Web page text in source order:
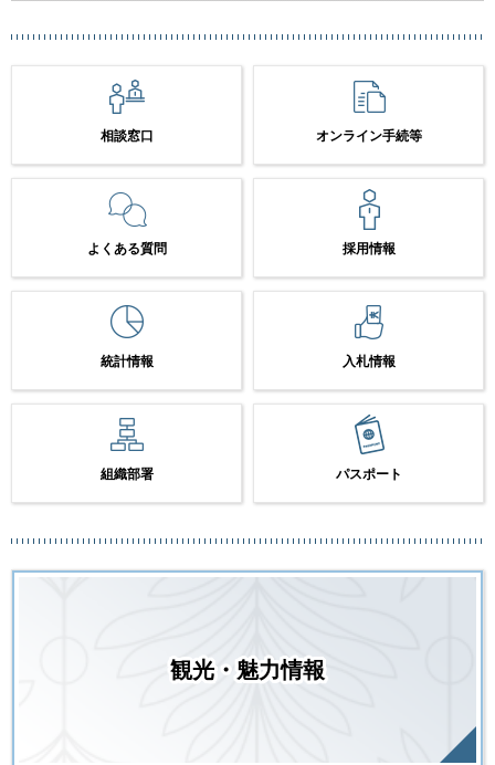
相談窓口 オンライン手続等
よくある質問 採用情報
統計情報 入札情報
組織部署 パスポート
観光・魅力情報